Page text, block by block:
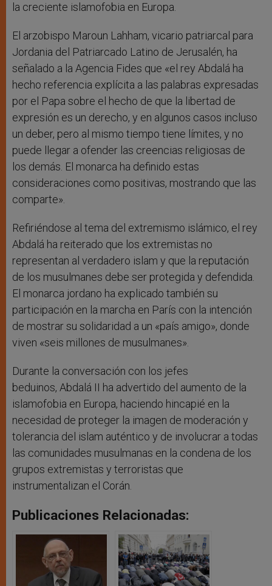
la creciente islamofobia en Europa.
El arzobispo Maroun Lahham, vicario patriarcal para
Jordania del Patriarcado Latino de Jerusalén, ha
señalado a la Agencia Fides que «el rey Abdalá ha
hecho referencia explícita a las palabras expresadas
por el Papa sobre el hecho de que la libertad de
expresión es un derecho, y en algunos casos incluso
un deber, pero al mismo tiempo tiene límites, y no
puede llegar a ofender las creencias religiosas de
los demás. El monarca ha definido estas
consideraciones como positivas, mostrando que las
comparte».
Refiriéndose al tema del extremismo islámico, el rey
Abdalá ha reiterado que los extremistas no
representan al verdadero islam y que la reputación
de los musulmanes debe ser protegida y defendida.
El monarca jordano ha explicado también su
participación en la marcha en París con la intención
de mostrar su solidaridad a un «país amigo», donde
viven «seis millones de musulmanes».
Durante la conversación con los jefes
beduinos, Abdalá II ha advertido del aumento de la
islamofobia en Europa, haciendo hincapié en la
necesidad de proteger la imagen de moderación y
tolerancia del islam auténtico y de involucrar a todas
las comunidades musulmanas en la condena de los
grupos extremistas y terroristas que
instrumentalizan el Corán.
Publicaciones Relacionadas: